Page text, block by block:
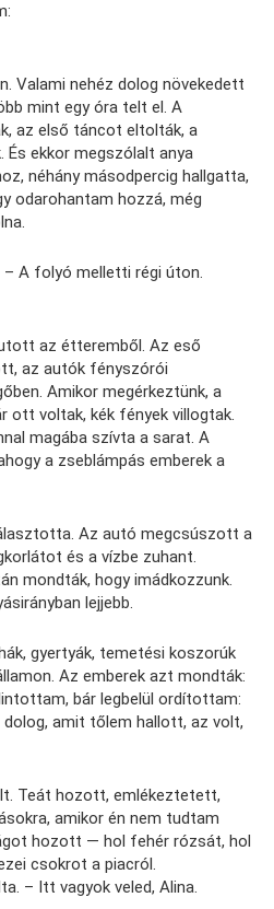
Valami nehéz dolog növekedett
mint egy óra telt el. A
az első táncot eltolták, a
És ekkor megszólalt anya
néhány másodpercig hallgatta,
odarohantam hozzá, még
A folyó melletti régi úton.
az étteremből. Az eső
az autók fényszórói
Amikor megérkeztünk, a
ott voltak, kék fények villogtak.
magába szívta a sarat. A
a zseblámpás emberek a
Az autó megcsúszott a
és a vízbe zuhant.
mondták, hogy imádkozzunk.
lejjebb.
gyertyák, temetési koszorúk
Az emberek azt mondták:
bár legbelül ordítottam:
amit tőlem hallott, az volt,
Teát hozott, emlékeztetett,
amikor én nem tudtam
hozott — hol fehér rózsát, hol
csokrot a piacról.
– Itt vagyok veled, Alina.